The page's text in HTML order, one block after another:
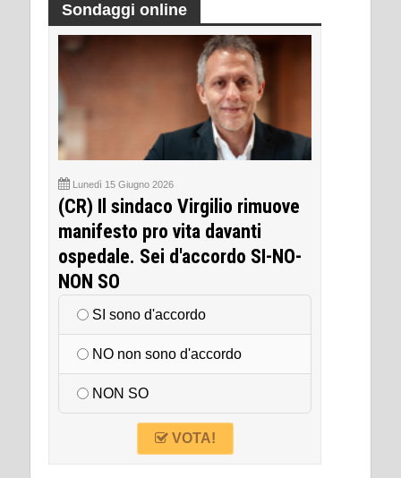
Sondaggi online
Lunedì 15 Giugno 2026
(CR) Il sindaco Virgilio rimuove
manifesto pro vita davanti
ospedale. Sei d'accordo SI-NO-
NON SO
SI sono d'accordo
NO non sono d'accordo
NON SO
VOTA!